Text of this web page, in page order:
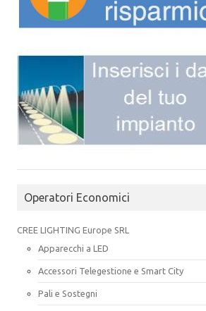
Operatori Economici
CREE LIGHTING Europe SRL
Apparecchi a LED
Accessori Telegestione e Smart City
Pali e Sostegni